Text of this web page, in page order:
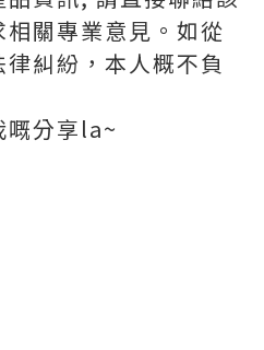
關專業意見。如從
糾紛，本人概不負
嘅分享la~